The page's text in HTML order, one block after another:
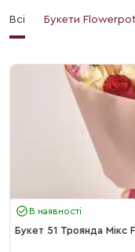
Всі Букети
В наявності
Букет 51 Троянда Мікс